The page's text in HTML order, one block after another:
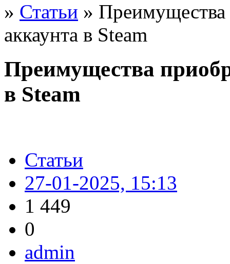
» Статьи » Преимущества
аккаунта в Steam
Преимущества
в Steam
Статьи
27-01-2025, 15:13
1 449
0
admin